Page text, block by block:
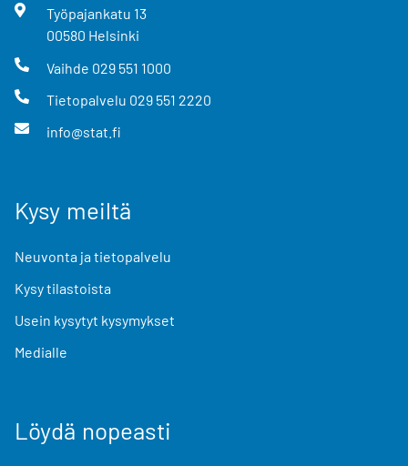
Työpajankatu 13
00580 Helsinki
Vaihde 029 551 1000
Tietopalvelu 029 551 2220
info@stat.fi
Kysy meiltä
Neuvonta ja tietopalvelu
Kysy tilastoista
Usein kysytyt kysymykset
Medialle
Löydä nopeasti